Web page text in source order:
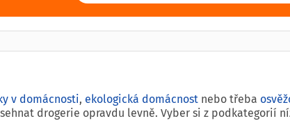
v domácnosti, ekologická domácnost nebo třeba
drogerie opravdu levně. Vyber si z podkategorií